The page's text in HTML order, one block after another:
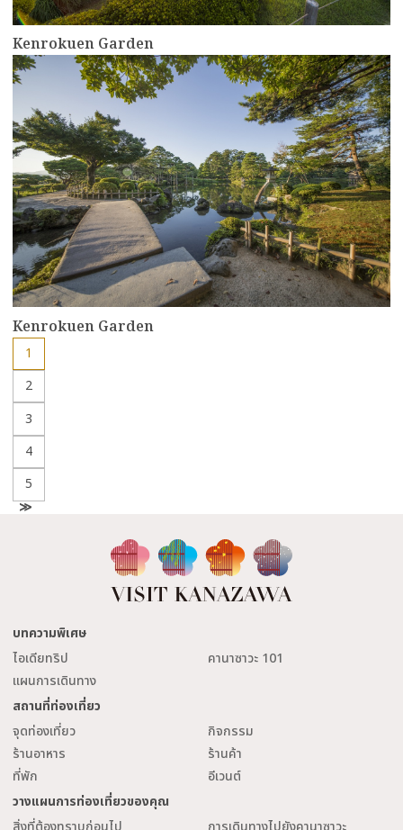
Kenrokuen Garden
Kenrokuen Garden
more
1
2
3
4
5
N
บทความพิเศษ
ไอเดียทริป
คานาซาวะ 101
แผนการเดินทาง
สถานที่ท่องเที่ยว
จุดท่องเที่ยว
กิจกรรม
ร้านอาหาร
ร้านค้า
ที่พัก
อีเวนต์
วางแผนการท่องเที่ยวของคุณ